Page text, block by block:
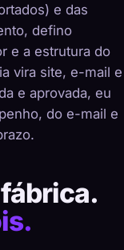
e das
defino
e a estrutura do
vira site, e-mail e
e aprovada, eu
do e-mail e